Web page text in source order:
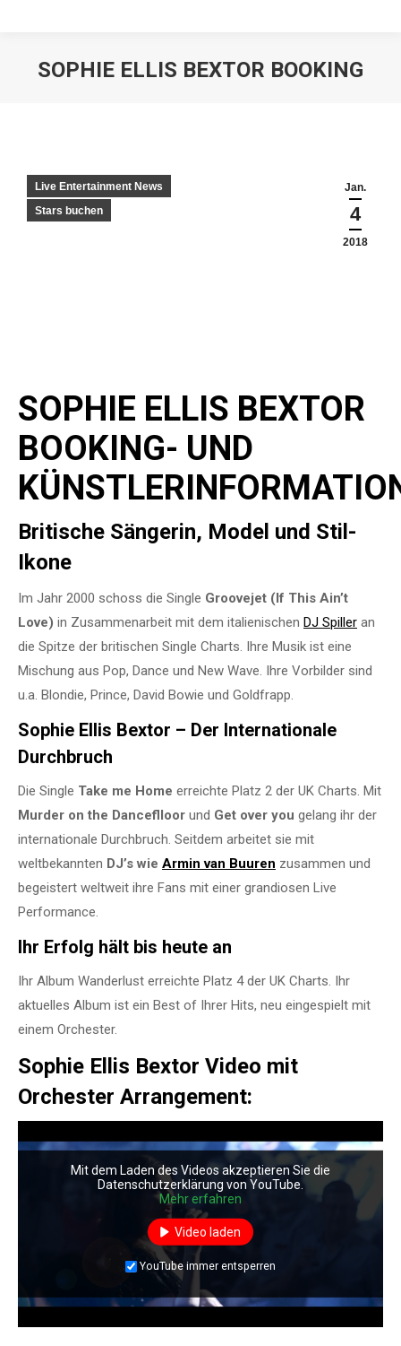
SOPHIE ELLIS BEXTOR BOOKING
Jan.
4
2018
Live Entertainment News
Stars buchen
SOPHIE ELLIS BEXTOR
BOOKING- UND
Britische Sängerin, Model und Stil-
Ikone
Im Jahr 2000 schoss die Single Groovejet (If This Ain’t
Love) in Zusammenarbeit mit dem italienischen DJ Spiller an
die Spitze der britischen Single Charts. Ihre Musik ist eine
Mischung aus Pop, Dance und New Wave. Ihre Vorbilder sind
u.a. Blondie, Prince, David Bowie und Goldfrapp.
Sophie Ellis Bextor – Der Internationale
Durchbruch
Die Single Take me Home erreichte Platz 2 der UK Charts. Mit
Murder on the Danceflloor und Get over you gelang ihr der
internationale Durchbruch. Seitdem arbeitet sie mit
weltbekannten DJ’s wie Armin van Buuren zusammen und
begeistert weltweit ihre Fans mit einer grandiosen Live
Performance.
Ihr Erfolg hält bis heute an
Ihr Album Wanderlust erreichte Platz 4 der UK Charts. Ihr
aktuelles Album ist ein Best of Ihrer Hits, neu eingespielt mit
einem Orchester.
Sophie Ellis Bextor Video mit
Orchester Arrangement:
Mit dem Laden des Videos akzeptieren Sie die
Datenschutzerklärung von YouTube.
Mehr erfahren
Video laden
YouTube immer entsperren